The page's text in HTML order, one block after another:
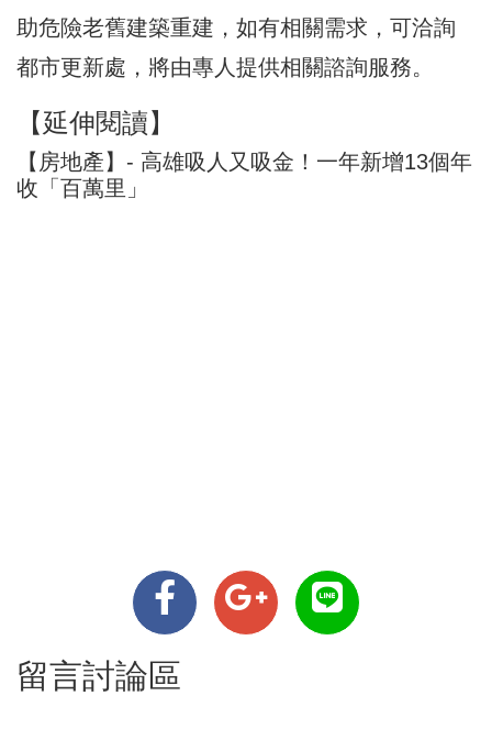
助危險老舊建築重建，如有相關需求，可洽詢
都市更新處，將由專人提供相關諮詢服務。
【延伸閱讀】
【房地產】- 高雄吸人又吸金！一年新增13個年
收「百萬里」
留言討論區